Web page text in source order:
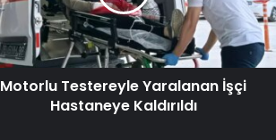
Motorlu Testereyle Yaralanan İşçi
Hastaneye Kaldırıldı